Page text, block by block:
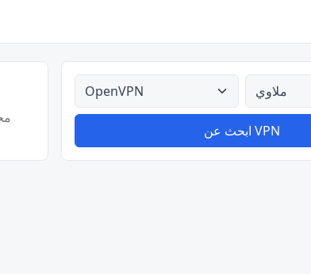
كل الأنواع كل البلدان
ابحث عن VPN